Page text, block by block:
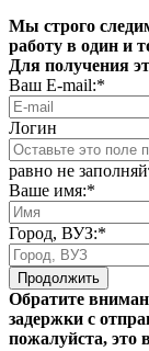
Мы строго
работу в один и
Для получения
Ваш E-mail:*
Логин
равно не
Ваше имя:*
Город, ВУЗ:*
Продолжить
Обратите
задержки с
пожалуйста, это